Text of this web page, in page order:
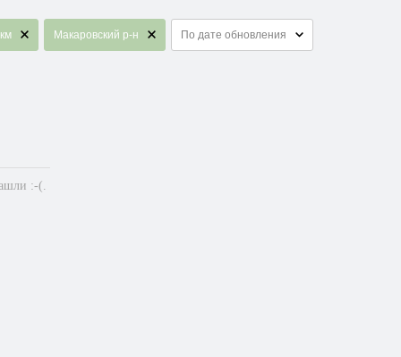
Макаровский р-н По дате обновления
:-(.